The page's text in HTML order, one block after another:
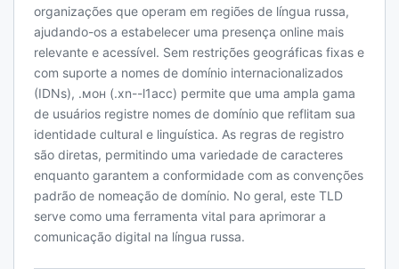
organizações que operam em regiões de língua russa,
ajudando-os a estabelecer uma presença online mais
relevante e acessível. Sem restrições geográficas fixas e
com suporte a nomes de domínio internacionalizados
(IDNs), .мон (.xn--l1acc) permite que uma ampla gama
de usuários registre nomes de domínio que reflitam sua
identidade cultural e linguística. As regras de registro
são diretas, permitindo uma variedade de caracteres
enquanto garantem a conformidade com as convenções
padrão de nomeação de domínio. No geral, este TLD
serve como uma ferramenta vital para aprimorar a
comunicação digital na língua russa.